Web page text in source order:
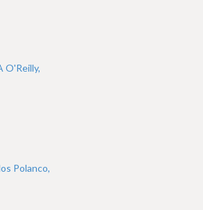
O'Reilly,
Polanco,